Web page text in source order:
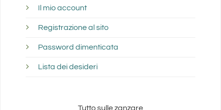
Il mio account
Registrazione al sito
Password dimenticata
Lista dei desideri
Tutto sulle zanzare